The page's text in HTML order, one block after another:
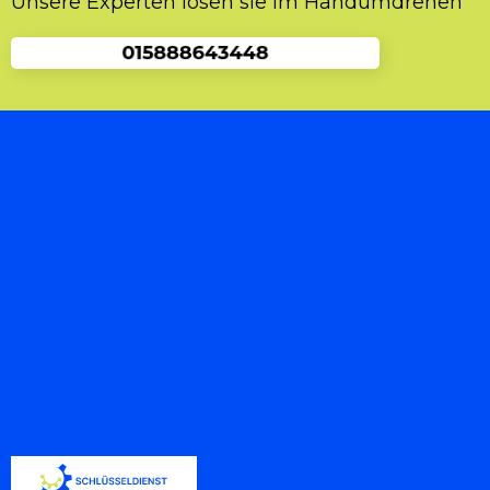
kontaktieren. Einerseits stellt sich eine Suche
manchmal schwieriger heraus als anfangs
gedacht. Dabei geht es oft nur um allgemeine
vernünftige Türschloss legen, denn wir tun es
auch! Schlüsselnotdienst Rostock ist Ihr